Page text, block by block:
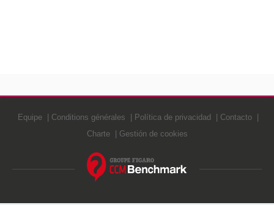
Equipe Conditions générales Política de privacidad
Contacto
Charte
Gestión de cookies